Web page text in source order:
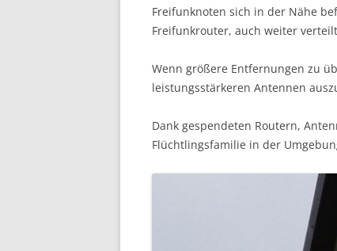
Freifunknoten sich in der Nähe
Freifunkrouter, auch weiter
Wenn größere Entfernungen zu
leistungsstärkeren Antennen
Dank gespendeten Routern,
Flüchtlingsfamilie in der